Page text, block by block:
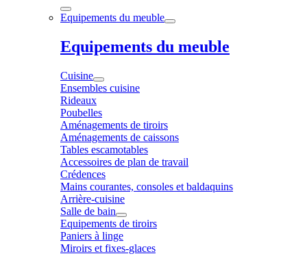
Equipements du meuble
Equipements du meuble
Cuisine
Ensembles cuisine
Rideaux
Poubelles
Aménagements de tiroirs
Aménagements de caissons
Tables escamotables
Accessoires de plan de travail
Crédences
Mains courantes, consoles et baldaquins
Arrière-cuisine
Salle de bain
Equipements de tiroirs
Paniers à linge
Miroirs et fixes-glaces